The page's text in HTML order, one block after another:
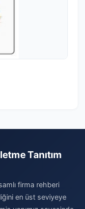
Tanıtım
firma rehberi
en üst seviyeye